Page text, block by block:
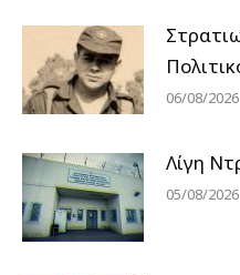
06/08/2026
Λίγη
05/08/2026